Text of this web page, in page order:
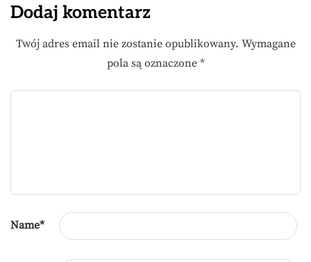
Dodaj komentarz
Twój adres email nie zostanie opublikowany. Wymagane
pola są oznaczone *
Name*